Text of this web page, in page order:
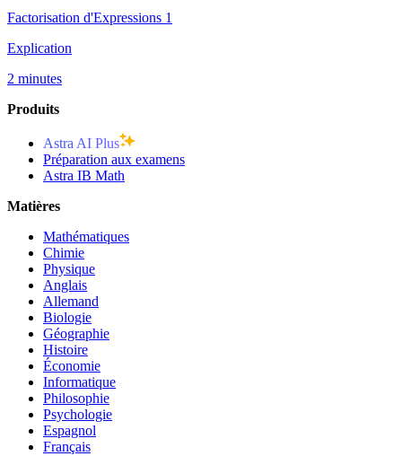
Factorisation d'Expressions 1
Explication
2 minutes
Produits
Astra AI Plus
Préparation aux examens
Astra IB Math
Matières
Mathématiques
Chimie
Physique
Anglais
Allemand
Biologie
Géographie
Histoire
Économie
Informatique
Philosophie
Psychologie
Espagnol
Français